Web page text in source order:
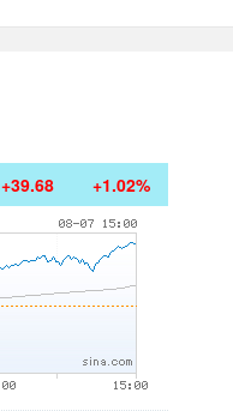
+39.68 +1.02%